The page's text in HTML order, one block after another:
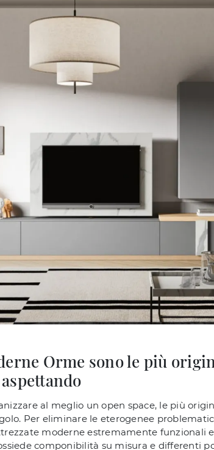
Orme sono le più
al meglio un open space, le più
Per eliminare le eterogenee
moderne estremamente funzionali
componibilità su misura e differenti